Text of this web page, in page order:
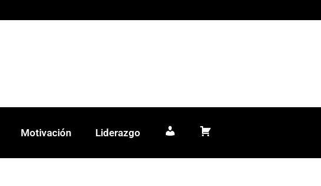
Motivación Liderazgo Mi cuentaCarrito